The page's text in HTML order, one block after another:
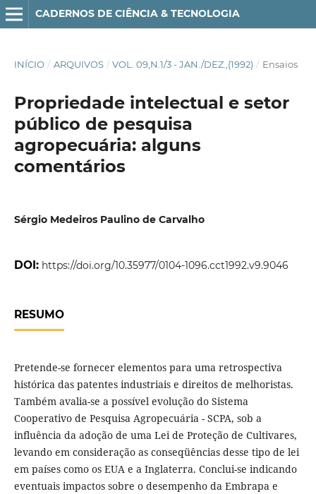
CADERNOS DE CIÊNCIA & TECNOLOGIA
INÍCIO / ARQUIVOS / VOL. 09,N.1/3 - JAN./DEZ.,(1992) / Ensaios
Propriedade intelectual e setor
público de pesquisa
agropecuária: alguns
comentários
Sérgio Medeiros Paulino de Carvalho
DOI: https://doi.org/10.35977/0104-1096.cct1992.v9.9046
RESUMO
Pretende-se fornecer elementos para uma retrospectiva
histórica das patentes industriais e direitos de melhoristas.
Também avalia-se a possível evolução do Sistema
Cooperativo de Pesquisa Agropecuária - SCPA, sob a
influência da adoção de uma Lei de Proteção de Cultivares,
levando em consideração as conseqüências desse tipo de lei
em países como os EUA e a Inglaterra. Conclui-se indicando
eventuais impactos sobre o desempenho da Embrapa e